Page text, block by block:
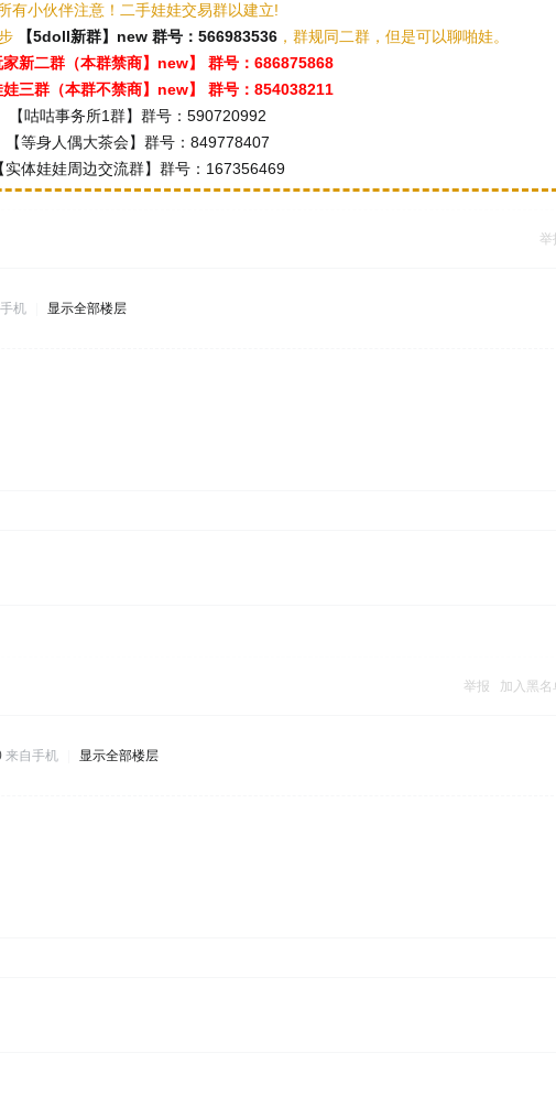
有小伙伴注意！二手娃娃交易群以建立!
【5doll新群】new 群号：566983536 ，群规同二群，但是可以聊啪娃。
家新二群（本群禁商】new】 群号：686875868
娃三群（本群不禁商】new】 群号：854038211
【咕咕事务所1群】群号：590720992
【等身人偶大茶会】群号：849778407
【实体娃娃周边交流群】群号：167356469
举
机 显示全部楼层
举报 加入黑名
来自手机 显示全部楼层